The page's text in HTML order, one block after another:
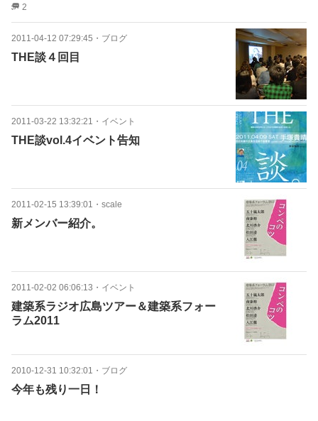
2
2011-04-12 07:29:45 ・ ブログ
THE談４回目
2011-03-22 13:32:21 ・ イベント
THE談vol.4イベント告知
2011-02-15 13:39:01 ・ scale
新メンバー紹介。
2011-02-02 06:06:13 ・ イベント
建築系ラジオ広島ツアー＆建築系フォー
ラム2011
2010-12-31 10:32:01 ・ ブログ
今年も残り一日！